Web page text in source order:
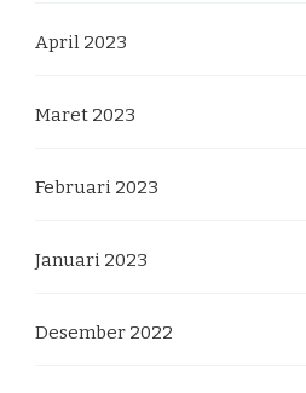
April 2023
Maret 2023
Februari 2023
Januari 2023
Desember 2022